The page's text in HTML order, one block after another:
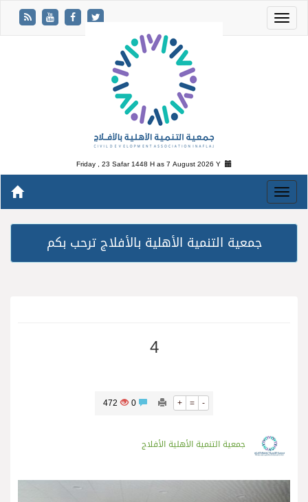
Friday , 23 Safar 1448 H as7 August 2026 Y
جمعية التنمية الأهلية بالأفلاج ترحب بكم
4
+ = -
472
جمعية التنمية الأهلية الأفلاج